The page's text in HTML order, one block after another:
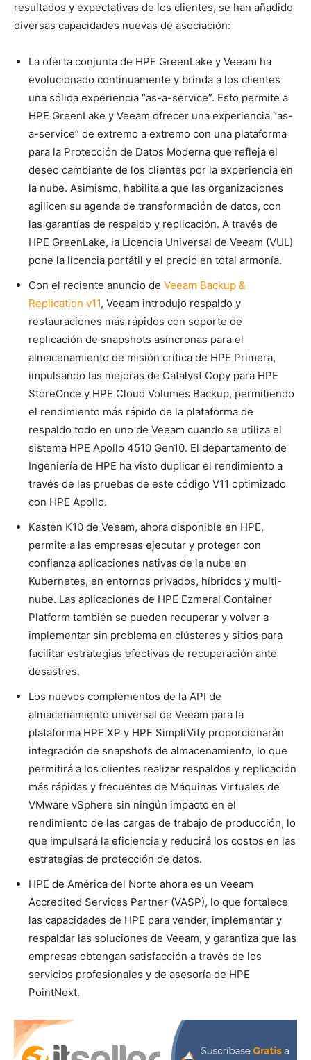
resultados y expectativas de los clientes, se han añadido
diversas capacidades nuevas de asociación:
La oferta conjunta de HPE GreenLake y Veeam ha
evolucionado continuamente y brinda a los clientes
una sólida experiencia “as-a-service”. Esto permite a
HPE GreenLake y Veeam ofrecer una experiencia “as-
a-service” de extremo a extremo con una plataforma
para la Protección de Datos Moderna que refleja el
deseo cambiante de los clientes por la experiencia en
la nube. Asimismo, habilita a que las organizaciones
agilicen su agenda de transformación de datos, con
las garantías de respaldo y replicación. A través de
HPE GreenLake, la Licencia Universal de Veeam (VUL)
pone la licencia portátil y el precio en total armonía.
Con el reciente anuncio de Veeam Backup &
Replication v11, Veeam introdujo respaldo y
restauraciones más rápidos con soporte de
replicación de snapshots asíncronas para el
almacenamiento de misión crítica de HPE Primera,
impulsando las mejoras de Catalyst Copy para HPE
StoreOnce y HPE Cloud Volumes Backup, permitiendo
el rendimiento más rápido de la plataforma de
respaldo todo en uno de Veeam cuando se utiliza el
sistema HPE Apollo 4510 Gen10. El departamento de
Ingeniería de HPE ha visto duplicar el rendimiento a
través de las pruebas de este código V11 optimizado
con HPE Apollo.
Kasten K10 de Veeam, ahora disponible en HPE,
permite a las empresas ejecutar y proteger con
confianza aplicaciones nativas de la nube en
Kubernetes, en entornos privados, híbridos y multi-
nube. Las aplicaciones de HPE Ezmeral Container
Platform también se pueden recuperar y volver a
implementar sin problema en clústeres y sitios para
facilitar estrategias efectivas de recuperación ante
desastres.
Los nuevos complementos de la API de
almacenamiento universal de Veeam para la
plataforma HPE XP y HPE SimpliVity proporcionarán
integración de snapshots de almacenamiento, lo que
permitirá a los clientes realizar respaldos y replicación
más rápidas y frecuentes de Máquinas Virtuales de
VMware vSphere sin ningún impacto en el
rendimiento de las cargas de trabajo de producción, lo
que impulsará la eficiencia y reducirá los costos en las
estrategias de protección de datos.
HPE de América del Norte ahora es un Veeam
Accredited Services Partner (VASP), lo que fortalece
las capacidades de HPE para vender, implementar y
respaldar las soluciones de Veeam, y garantiza que las
empresas obtengan satisfacción a través de los
servicios profesionales y de asesoría de HPE
PointNext.